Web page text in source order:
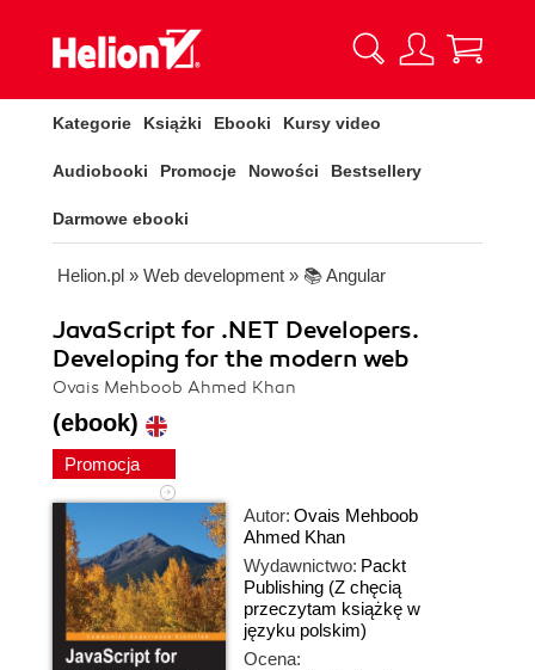
Kategorie Książki Ebooki Kursy video
Audiobooki Promocje Nowości Bestsellery
Darmowe ebooki
Helion.pl » Web development » 📚 Angular
JavaScript for .NET Developers.
Developing for the modern web
Ovais Mehboob Ahmed Khan
(ebook)
Promocja
Autor: Ovais Mehboob
Ahmed Khan
Wydawnictwo: Packt
Publishing (Z chęcią
przeczytam książkę w
języku polskim)
Ocena: